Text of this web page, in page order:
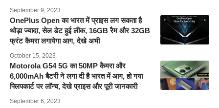
September 9, 2023
OnePlus Open का भारत में प्राइस लग सकता है
थोड़ा ज्यादा, सेल डेट हुई लीक, 16GB रैम और 32GB
फ्रंट कैमरा लगायेगा आग, देखे अभी
October 15, 2023
Motorola G54 5G का 50MP कैमरा और
6,000mAh बैटरी ने लगा दी है भारत में आग, हो गया
फ्लिपकार्ट पर लॉन्च, देखे प्राइस और पूरी जानकारी
September 6, 2023